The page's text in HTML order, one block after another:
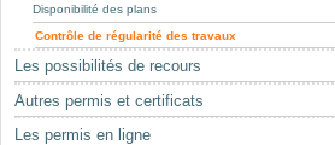
Disponibilité des plans
Contrôle de régularité des travaux
Les possibilités de recours
Autres permis et certificats
Les permis en ligne